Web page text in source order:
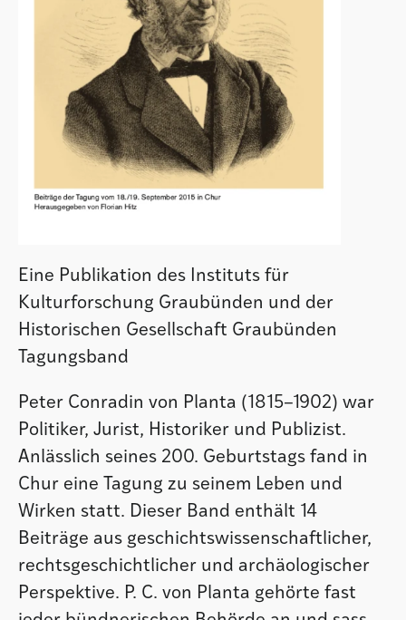
Eine Publikation des Instituts für
Kulturforschung Graubünden und der
Historischen Gesellschaft Graubünden
Tagungsband
Peter Conradin von Planta (1815–1902) war
Politiker, Jurist, Historiker und Publizist.
Anlässlich seines 200. Geburtstags fand in
Chur eine Tagung zu seinem Leben und
Wirken statt. Dieser Band enthält 14
Beiträge aus geschichtswissenschaftlicher,
rechtsgeschichtlicher und archäologischer
Perspektive. P. C. von Planta gehörte fast